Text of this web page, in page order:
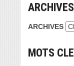
ARCHIVES
ARCHIVES
MOTS